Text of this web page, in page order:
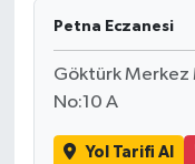
Petna Eczanesi
Göktürk Merkez
No:10 A
Yol Tarifi Al